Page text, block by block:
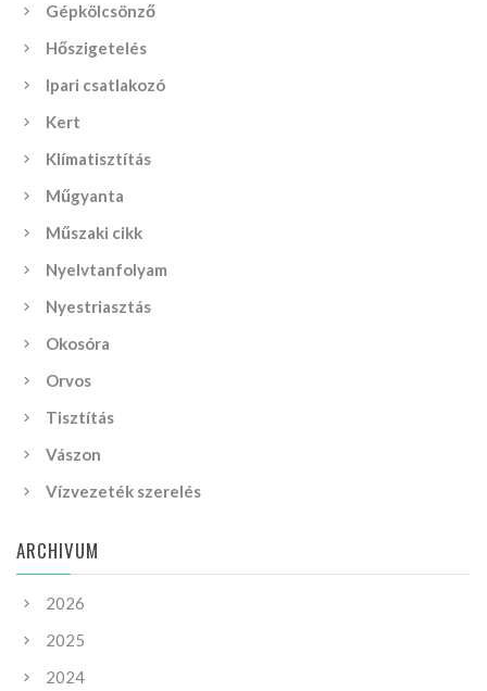
Gépkölcsönző
Hőszigetelés
Ipari csatlakozó
Kert
Klímatisztítás
Műgyanta
Műszaki cikk
Nyelvtanfolyam
Nyestriasztás
Okosóra
Orvos
Tisztítás
Vászon
Vízvezeték szerelés
ARCHIVUM
2026
2025
2024